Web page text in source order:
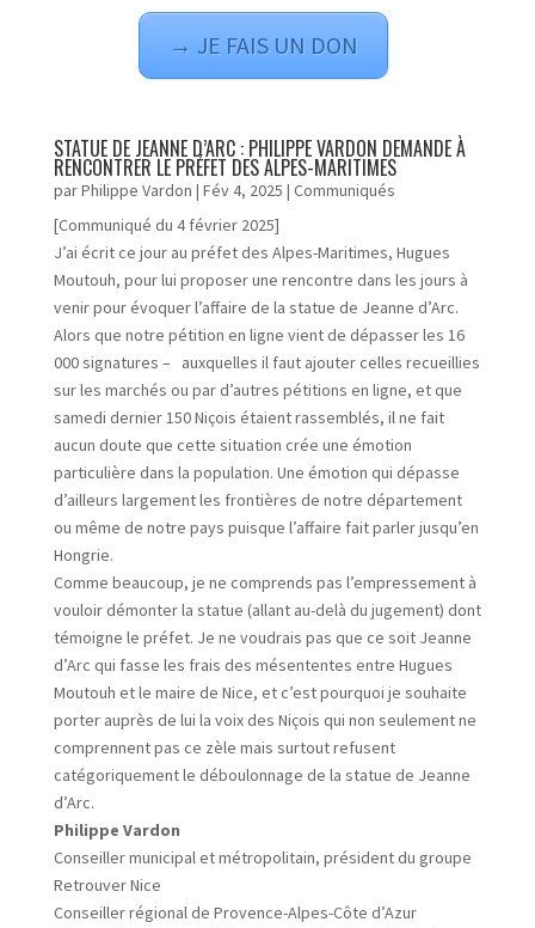
→ JE FAIS UN DON
STATUE DE JEANNE D’ARC : PHILIPPE VARDON DEMANDE À
RENCONTRER LE PRÉFET DES ALPES-MARITIMES
parPhilippe Vardon | Fév 4, 2025 | Communiqués
[Communiqué du 4 février 2025]
J’ai écrit ce jour au préfet des Alpes-Maritimes, Hugues
Moutouh, pour lui proposer une rencontre dans les jours à
venir pour évoquer l’affaire de la statue de Jeanne d’Arc.
Alors que notre pétition en ligne vient de dépasser les 16
000 signatures – auxquelles il faut ajouter celles recueillies
sur les marchés ou par d’autres pétitions en ligne, et que
samedi dernier 150 Niçois étaient rassemblés, il ne fait
aucun doute que cette situation crée une émotion
particulière dans la population. Une émotion qui dépasse
d’ailleurs largement les frontières de notre département
ou même de notre pays puisque l’affaire fait parler jusqu’en
Hongrie.
Comme beaucoup, je ne comprends pas l’empressement à
vouloir démonter la statue (allant au-delà du jugement) dont
témoigne le préfet. Je ne voudrais pas que ce soit Jeanne
d’Arc qui fasse les frais des mésententes entre Hugues
Moutouh et le maire de Nice, et c’est pourquoi je souhaite
porter auprès de lui la voix des Niçois qui non seulement ne
comprennent pas ce zèle mais surtout refusent
catégoriquement le déboulonnage de la statue de Jeanne
d’Arc.
Philippe Vardon
Conseiller municipal et métropolitain, président du groupe
Retrouver Nice
Conseiller régional de Provence-Alpes-Côte d’Azur